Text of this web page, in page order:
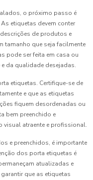
o próximo passo é
etiquetas devem conter
de produtos e
tamanho que seja facilmente
pode ser feita em casa ou
da qualidade desejadas.
etiquetas. Certifique-se de
e que as etiquetas
fiquem desordenadas ou
bem preenchido e
visual atraente e profissional.
e preenchidos, é importante
dos porta etiquetas é
atualizadas e
que as etiquetas